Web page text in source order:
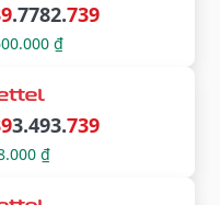
.7782.739
₫
3.493.739
₫